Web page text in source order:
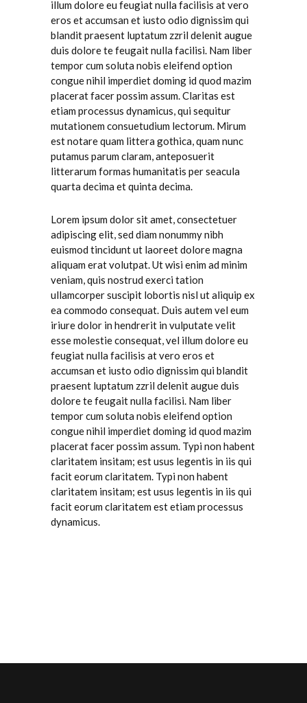
illum dolore eu feugiat nulla facilisis at vero
eros et accumsan et iusto odio dignissim qui
blandit praesent luptatum zzril delenit augue
duis dolore te feugait nulla facilisi. Nam liber
tempor cum soluta nobis eleifend option
congue nihil imperdiet doming id quod mazim
placerat facer possim assum. Claritas est
etiam processus dynamicus, qui sequitur
mutationem consuetudium lectorum. Mirum
est notare quam littera gothica, quam nunc
putamus parum claram, anteposuerit
litterarum formas humanitatis per seacula
quarta decima et quinta decima.
Lorem ipsum dolor sit amet, consectetuer
adipiscing elit, sed diam nonummy nibh
euismod tincidunt ut laoreet dolore magna
aliquam erat volutpat. Ut wisi enim ad minim
veniam, quis nostrud exerci tation
ullamcorper suscipit lobortis nisl ut aliquip ex
ea commodo consequat. Duis autem vel eum
iriure dolor in hendrerit in vulputate velit
esse molestie consequat, vel illum dolore eu
feugiat nulla facilisis at vero eros et
accumsan et iusto odio dignissim qui blandit
praesent luptatum zzril delenit augue duis
dolore te feugait nulla facilisi. Nam liber
tempor cum soluta nobis eleifend option
congue nihil imperdiet doming id quod mazim
placerat facer possim assum. Typi non habent
claritatem insitam; est usus legentis in iis qui
facit eorum claritatem. Typi non habent
claritatem insitam; est usus legentis in iis qui
facit eorum claritatem est etiam processus
dynamicus.